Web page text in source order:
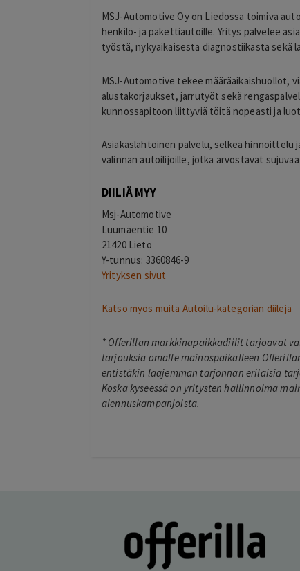
MSJ-Automotive Oyon Liedossa toimiva
henkilö- ja pakettiautoille. Yritys palvelee
työstä, nykyaikaisesta diagnostiikasta sekä
MSJ-Automotive tekee määräaikaishuollot,
alustakorjaukset, jarrutyöt sekä
kunnossapitoon liittyviä töitä nopeasti ja
Asiakaslähtöinen palvelu, selkeä
valinnan autoilijoille, jotka arvostavat
DIILIÄ MYY
Msj-Automotive
Luumäentie 10
21420 Lieto
Y-tunnus: 3360846-9
Yrityksen sivut
Katso myös muita Autoilu-kategorian diilejä
* Offerillan markkinapaikkadiilit tarjoavat
tarjouksia omalle mainospaikalleen
entistäkin laajemman tarjonnan erilaisia
Koska kyseessä on yritysten hallinnoima
alennuskampanjoista.